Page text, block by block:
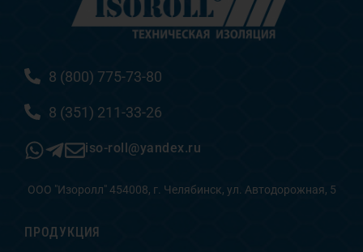
8 (800) 775-73-80
8 (351) 211-33-26
iso-roll@yandex.ru
ООО "Изоролл" 454008, г. Челябинск, ул. Автодорожная, 5
ПРОДУКЦИЯ